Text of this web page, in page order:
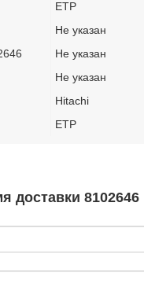
ETP
Не указан
Не указан
Не указан
Hitachi
ETP
доставки 8102646